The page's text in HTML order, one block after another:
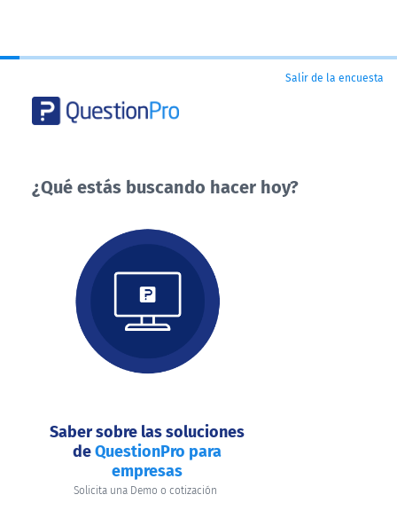
Salir de la encuesta
¿Qué estás buscando hacer hoy?
buscando
hacer
Saber sobre las soluciones
deQuestionPro para
empresas
Solicita una Demo o cotización